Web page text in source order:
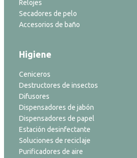
Relojes
Secadores de pelo
Accesorios de baño
Higiene
Ceniceros
Destructores de insectos
Difusores
Dispensadores de jabón
Dispensadores de papel
Estación desinfectante
Soluciones de reciclaje
Purificadores de aire